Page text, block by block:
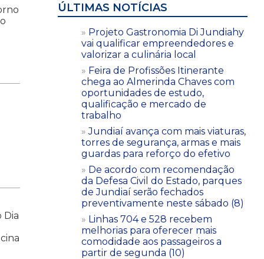
Dia
ÚLTIMAS NOTÍCIAS
Projeto Gastronomia Di Jundiahy
vai qualificar empreendedores e
valorizar a culinária local
Feira de Profissões Itinerante
chega ao Almerinda Chaves com
oportunidades de estudo,
qualificação e mercado de
trabalho
Jundiaí avança com mais viaturas,
torres de segurança, armas e mais
guardas para reforço do efetivo
De acordo com recomendação
da Defesa Civil do Estado, parques
de Jundiaí serão fechados
preventivamente neste sábado (8)
Linhas 704 e 528 recebem
melhorias para oferecer mais
comodidade aos passageiros a
partir de segunda (10)